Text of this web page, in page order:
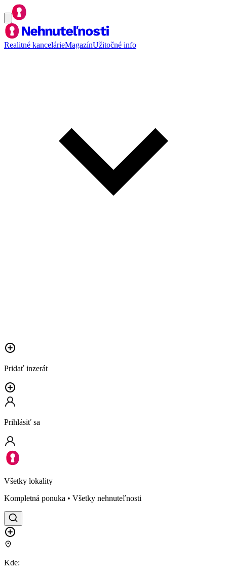
Realitné kancelárieMagazínUžitočné info
Pridať inzerát
Prihlásiť sa
Všetky lokality
Kompletná ponuka • Všetky nehnuteľnosti
Kde: